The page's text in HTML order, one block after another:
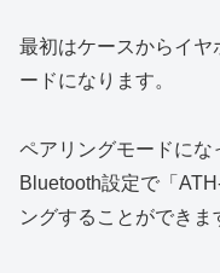
最初はケースからイ
ードになります。
ペアリングモードに
Bluetooth設定で「
ングすることができま